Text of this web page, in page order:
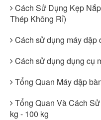
Cách Sử Dụng Kẹp
Thép Không Rỉ)
Cách sử dụng máy dập
Cách sử dụng dụng cụ
Tổng Quan Máy dập
Tổng Quan Và Cách
kg - 100 kg